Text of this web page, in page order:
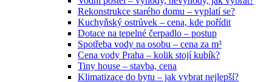
Rekonstrukce starého domu – vyplatí se?
Kuchyňský ostrůvek – cena, kde pořídit
Dotace na tepelné čerpadlo – postup
Spotřeba vody na osobu – cena za m³
Cena vody Praha – kolik stojí kubík?
Tiny house – stavba, cena
Klimatizace do bytu – jak vybrat nejlepší?